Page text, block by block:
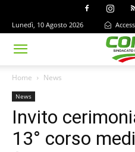
Lunedì, 10 Agosto 2026
Home News
News
Invito
13° corso